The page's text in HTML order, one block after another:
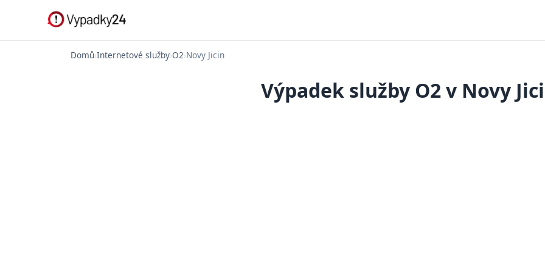
Domů›Internetové služby›O2›Novy Jicin
Výpadek služby O2 v Novy